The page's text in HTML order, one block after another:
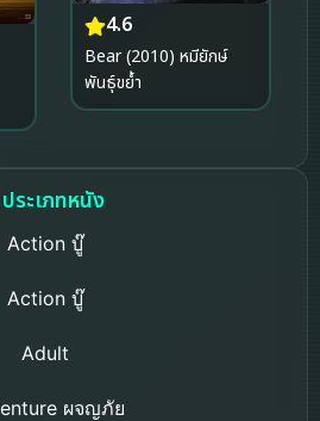
4.6
Bear (2010) หมียักษ์
พันธุ์ขย้ำ
ประเภทหนัง
Action บู๊
Action บู๊
Adult
ผจญภัย